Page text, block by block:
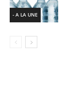
- A LA UNE